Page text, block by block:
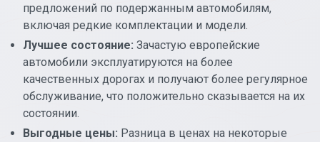
предложений по подержанным автомобилям,
включая редкие комплектации и модели.
Лучшее состояние: Зачастую европейские
автомобили эксплуатируются на более
качественных дорогах и получают более регулярное
обслуживание, что положительно сказывается на их
состоянии.
Выгодные цены: Разница в ценах на некоторые